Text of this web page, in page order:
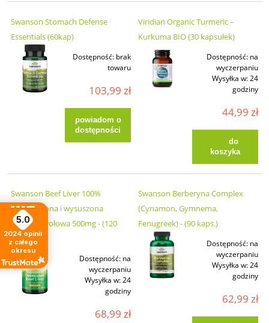
Swanson Stomach Defense
Essentials (60kap)
Dostępność: brak
towaru
103,99 zł
powiadom o
dostępności
Viridian Organic Turmeric –
Kurkuma BIO (30 kapsułek)
Dostępność: na
wyczerpaniu
Wysyłka w:24
godziny
44,99 zł
do
koszyka
Swanson Beef Liver 100%
odtłuszczona i wysuszona
wątroba wołowa 500mg - (120
kap)
Dostępność: na
wyczerpaniu
Wysyłka w:24
godziny
68,99 zł
Swanson Berberyna Complex
(Cynamon, Gymnema,
Fenugreek) - (90 kaps.)
Dostępność: na
wyczerpaniu
Wysyłka w:24
godziny
62,99 zł
5.0
2024 opinii
z całego
okresu